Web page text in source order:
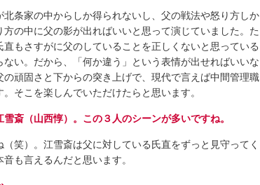
条家の中からしか得られないし、父の戦法や怒り方しか
の中に父の影が出ればいいと思って演じていました。た
もさすがに父のしていることを正しくないと思っている
い。だから、「何か違う」という表情が出せればいいな
頑固さと下からの突き上げで、現代で言えば中間管理職
そこを楽しんでいただけたらと思います。
斎（山西惇）。この３人のシーンが多いですね。
笑）。江雪斎は父に対している氏直をずっと見守ってく
も言えるんだと思います。